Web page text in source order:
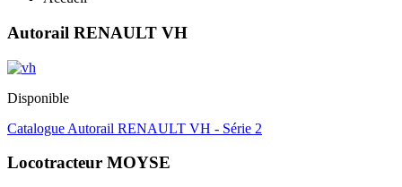
Autorail RENAULT VH
Disponible
Catalogue Autorail RENAULT VH - Série 2
Locotracteur MOYSE